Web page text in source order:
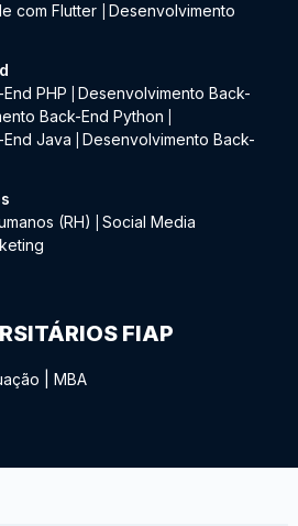
com Flutter
Desenvolvimento
PHP
Desenvolvimento Back-
Back-End Python
Java
Desenvolvimento Back-
(RH)
Social Media
FIAP
MBA